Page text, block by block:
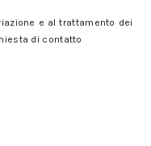
e al trattamento dei
di contatto